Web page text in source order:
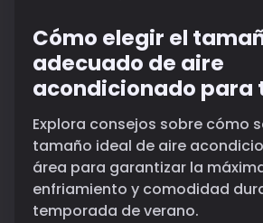
Cómo elegir el
adecuado de aire
acondicionado para
Explora consejos sobre cómo
tamaño ideal de aire
área para garantizar la
enfriamiento y comodidad
temporada de verano.